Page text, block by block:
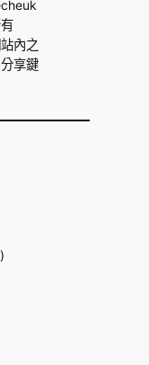
內之
享鍵